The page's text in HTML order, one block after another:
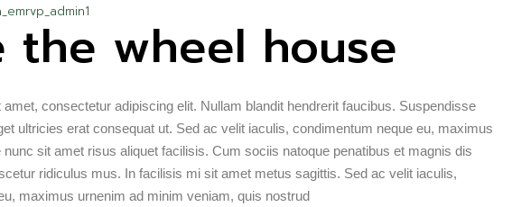
the wheel house
consectetur adipiscing elit. Nullam blandit hendrerit faucibus. Suspendisse
ultricies erat consequat ut. Sed ac velit iaculis, condimentum neque eu, maximus
sit amet risus aliquet facilisis. Cum sociis natoque penatibus et magnis dis
ridiculus mus. In facilisis mi sit amet metus sagittis. Sed ac velit iaculis,
maximus urnenim ad minim veniam, quis nostrud